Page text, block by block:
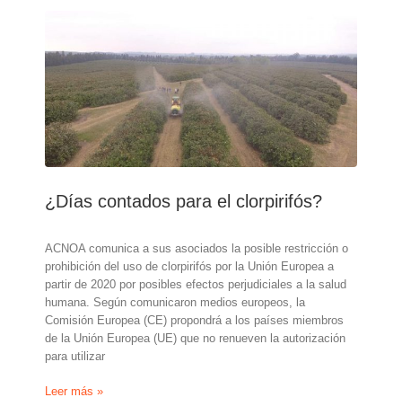
Clorpirifos
y
Clorpirifos
Metil
¿Días contados para el clorpirifós?
ACNOA comunica a sus asociados la posible restricción o
prohibición del uso de clorpirifós por la Unión Europea a
partir de 2020 por posibles efectos perjudiciales a la salud
humana. Según comunicaron medios europeos, la
Comisión Europea (CE) propondrá a los países miembros
de la Unión Europea (UE) que no renueven la autorización
para utilizar
¿Días
Leer más »